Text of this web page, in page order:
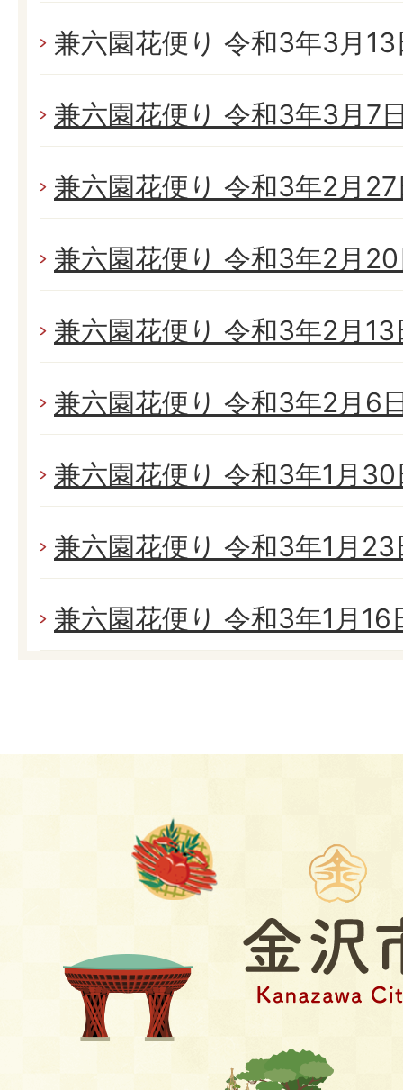
兼六園花便り 令和3年3月
兼六園花便り 令和3年3月7
兼六園花便り 令和3年2月
兼六園花便り 令和3年2月
兼六園花便り 令和3年2月
兼六園花便り 令和3年2月6
兼六園花便り 令和3年1月
兼六園花便り 令和3年1月
兼六園花便り 令和3年1月